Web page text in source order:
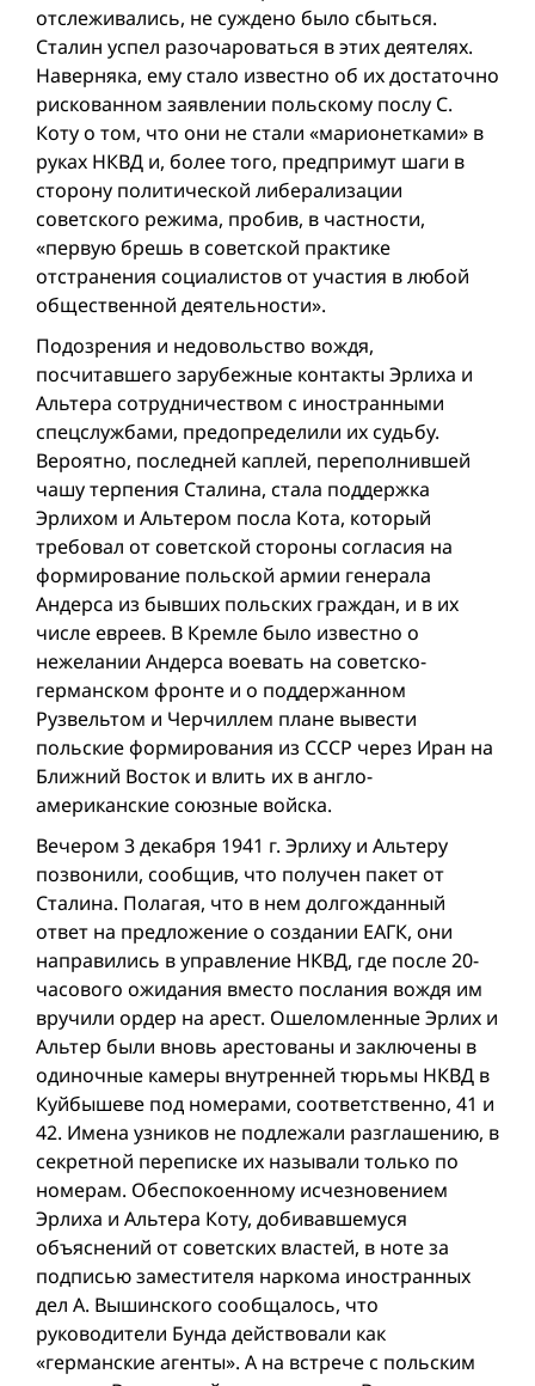
отслеживались, не суждено было сбыться.
Сталин успел разочароваться в этих деятелях.
Наверняка, ему стало известно об их достаточно
рискованном заявлении польскому послу С.
Коту о том, что они не стали «марионетками» в
руках НКВД и, более того, предпримут шаги в
сторону политической либерализации
советского режима, пробив, в частности,
«первую брешь в советской практике
отстранения социалистов от участия в любой
общественной деятельности».
Подозрения и недовольство вождя,
посчитавшего зарубежные контакты Эрлиха и
Альтера сотрудничеством с иностранными
спецслужбами, предопределили их судьбу.
Вероятно, последней каплей, переполнившей
чашу терпения Сталина, стала поддержка
Эрлихом и Альтером посла Кота, который
требовал от советской стороны согласия на
формирование польской армии генерала
Андерса из бывших польских граждан, и в их
числе евреев. В Кремле было известно о
нежелании Андерса воевать на советско-
германском фронте и о поддержанном
Рузвельтом и Черчиллем плане вывести
польские формирования из СССР через Иран на
Ближний Восток и влить их в англо-
американские союзные войска.
Вечером 3 декабря 1941 г. Эрлиху и Альтеру
позвонили, сообщив, что получен пакет от
Сталина. Полагая, что в нем долгожданный
ответ на предложение о создании ЕАГК, они
направились в управление НКВД, где после 20-
часового ожидания вместо послания вождя им
вручили ордер на арест. Ошеломленные Эрлих и
Альтер были вновь арестованы и заключены в
одиночные камеры внутренней тюрьмы НКВД в
Куйбышеве под номерами, соответственно, 41 и
42. Имена узников не подлежали разглашению, в
секретной переписке их называли только по
номерам. Обеспокоенному исчезновением
Эрлиха и Альтера Коту, добивавшемуся
объяснений от советских властей, в ноте за
подписью заместителя наркома иностранных
дел А. Вышинского сообщалось, что
руководители Бунда действовали как
«германские агенты». А на встрече с польским